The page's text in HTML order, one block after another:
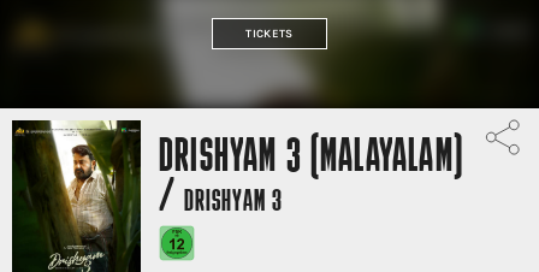
TICKETS
DRISHYAM 3 (MALAYALAM)
/DRISHYAM 3